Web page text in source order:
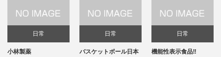
日常
小林製薬
日常
バスケットボール日本
日常
機能性表示食品‼️